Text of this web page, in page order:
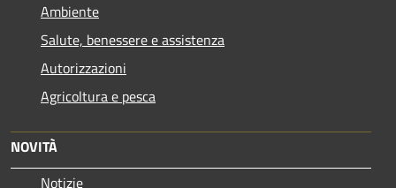
Ambiente
Salute, benessere e assistenza
Autorizzazioni
Agricoltura e pesca
NOVITÀ
Notizie